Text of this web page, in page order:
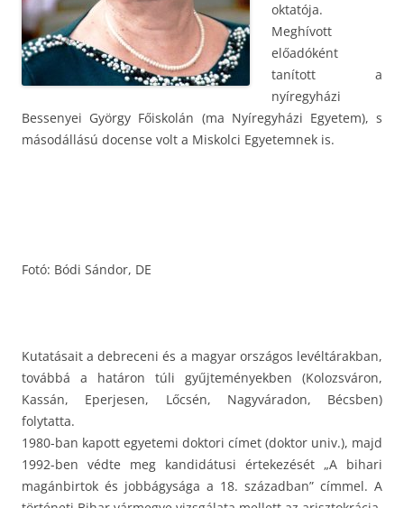
oktatója.
Meghívott
előadóként
tanított a
nyíregyházi
Bessenyei György Főiskolán (ma Nyíregyházi Egyetem), s
másodállású docense volt a Miskolci Egyetemnek is.
Fotó: Bódi Sándor, DE
Kutatásait a debreceni és a magyar országos levéltárakban,
továbbá a határon túli gyűjteményekben (Kolozsváron,
Kassán, Eperjesen, Lőcsén, Nagyváradon, Bécsben)
folytatta.
1980-ban kapott egyetemi doktori címet (doktor univ.), majd
1992-ben védte meg kandidátusi értekezését „A bihari
magánbirtok és jobbágysága a 18. században” címmel. A